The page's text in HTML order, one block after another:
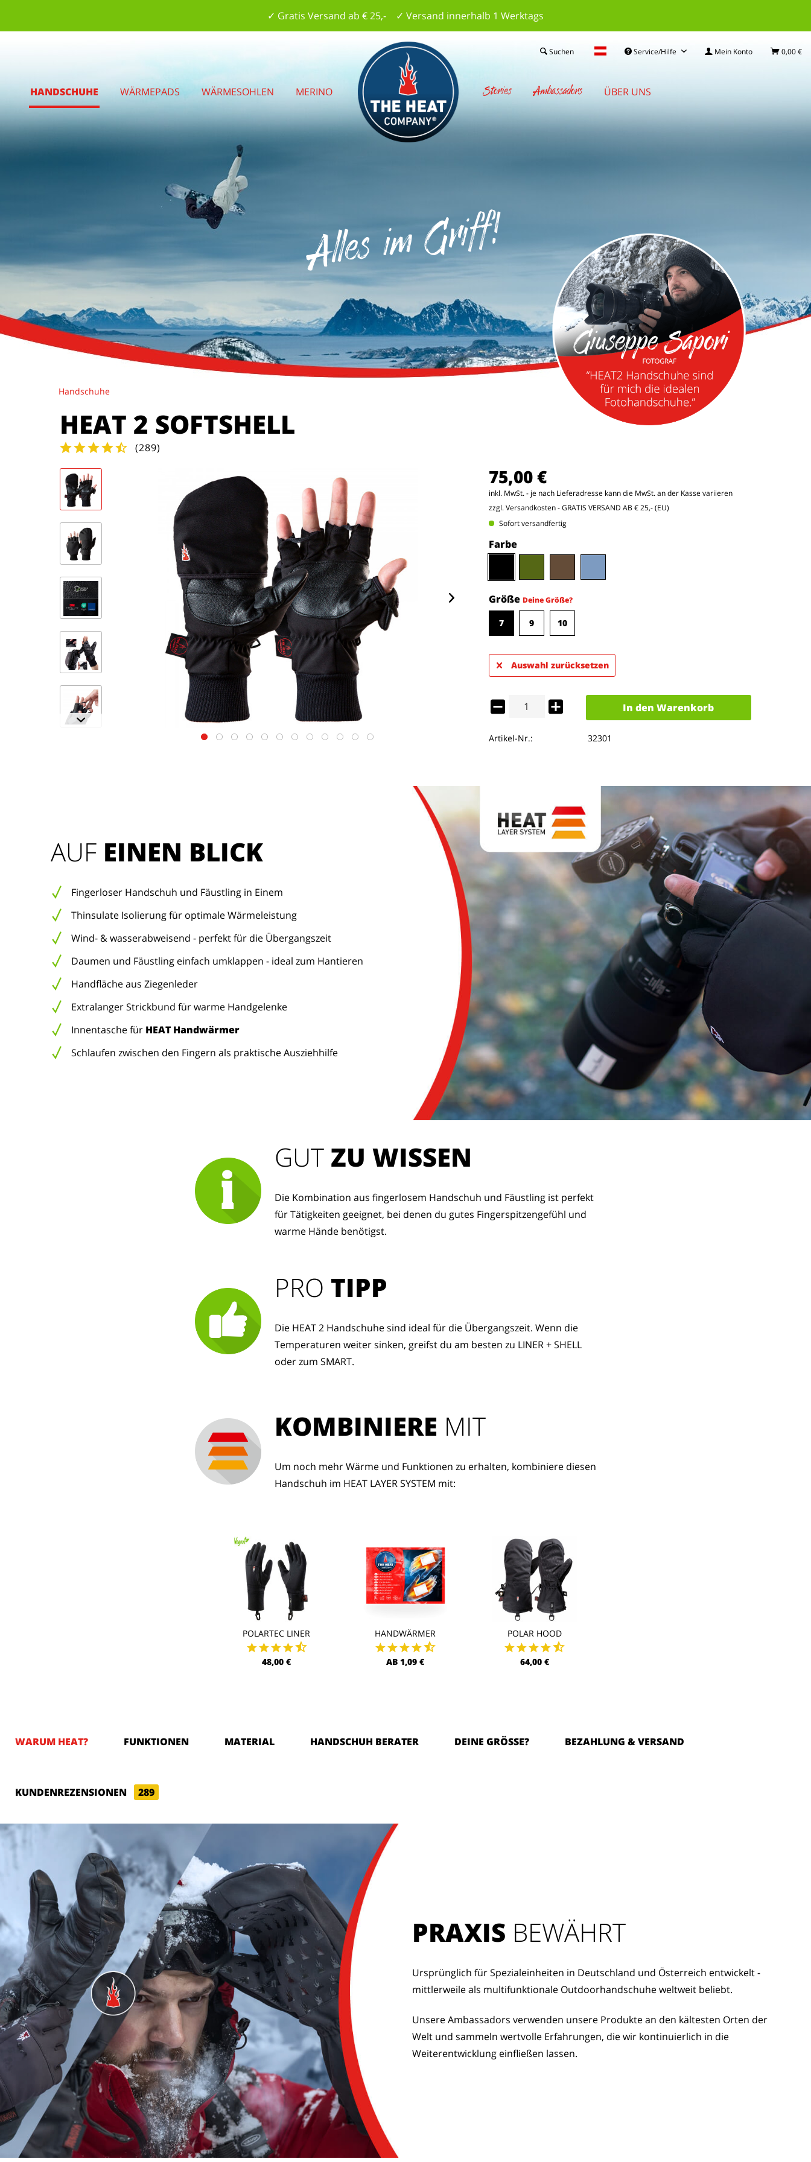
✓ Gratis Versand ab € 25,- ✓ Versand innerhalb 1 Werktags
Alles im Griff!
Service/Hilfe Mein Konto 0,00 €
Suchen
HANDSCHUHE WÄRMEPADS WÄRMESOHLEN MERINO Stories Ambassadors ÜBER UNS
Handschuhe
HEAT 2 SOFTSHELL
(289)
75,00 €
inkl. MwSt. - je nach Lieferadresse kann die MwSt. an der Kasse variieren
zzgl. Versandkosten- GRATIS VERSAND AB € 25,- (EU)
Sofort versandfertig
Farbe
Größe Deine Größe?
7 9 10
Auswahl zurücksetzen
In den Warenkorb
Artikel-Nr.: 32301
AUF EINEN BLICK
Fingerloser Handschuh und Fäustling in Einem
Thinsulate Isolierung für optimale Wärmeleistung
Wind- & wasserabweisend - perfekt für die Übergangszeit
Daumen und Fäustling einfach umklappen - ideal zum Hantieren
Handfläche aus Ziegenleder
Extralanger Strickbund für warme Handgelenke
Innentasche für HEAT Handwärmer
Schlaufen zwischen den Fingern als praktische Ausziehhilfe
PRO TIPP
Die HEAT 2 Handschuhe sind ideal für die Übergangszeit. Wenn die
Temperaturen weiter sinken, greifst du am besten zu LINER + SHELL
oder zum SMART.
GUT ZU WISSEN
Die Kombination aus fingerlosem Handschuh und Fäustling ist perfekt
für Tätigkeiten geeignet, bei denen du gutes Fingerspitzengefühl und
warme Hände benötigst.
POLARTEC LINER
48,00 €
HANDWÄRMER
AB 1,09 €
POLAR HOOD
64,00 €
KOMBINIERE MIT
Um noch mehr Wärme und Funktionen zu erhalten, kombiniere diesen
Handschuh im HEAT LAYER SYSTEM mit:
WARUM HEAT? FUNKTIONEN MATERIAL HANDSCHUH BERATER DEINE GRÖSSE? BEZAHLUNG & VERSAND
KUNDENREZENSIONEN 289
PRAXIS BEWÄHRT
Ursprünglich für Spezialeinheiten in Deutschland und Österreich entwickelt -
mittlerweile als multifunktionale Outdoorhandschuhe weltweit beliebt.
Unsere Ambassadors verwenden unsere Produkte an den kältesten Orten der
Welt und sammeln wertvolle Erfahrungen, die wir kontinuierlich in die
Weiterentwicklung einfließen lassen.